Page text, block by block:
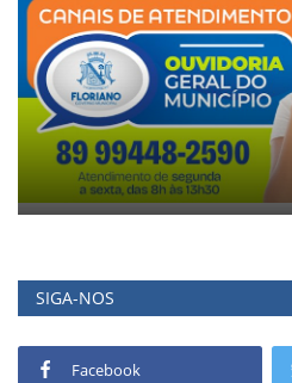
SIGA-NOS
Facebook